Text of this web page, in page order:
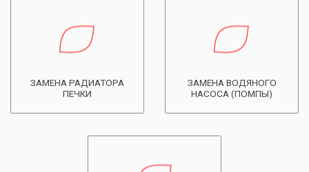
ЗАМЕНА РАДИАТОРА
ПЕЧКИ
ЗАМЕНА ВОДЯНОГО
НАСОСА (ПОМПЫ)